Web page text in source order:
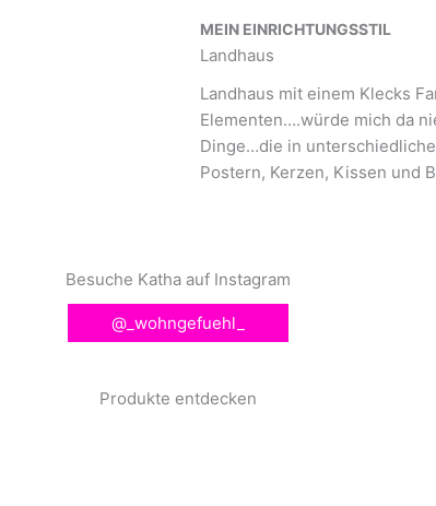
MEIN EINRICHTUNGSSTIL
Landhaus
Landhaus mit einem Klecks
Elementen….würde mich da
Dinge…die in
Postern, Kerzen, Kissen und
Besuche Katha auf Instagram
@_wohngefuehl_
Produkte entdecken